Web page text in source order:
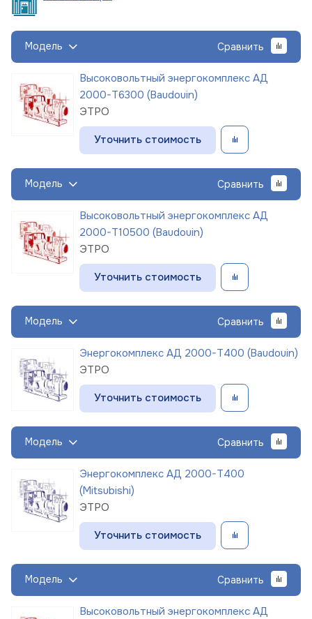
Модель Сравнить
Высоковольтный энергокомплекс АД
2000-Т6300 (Baudouin)
ЭТРО
Уточнить стоимость
Модель Сравнить
Высоковольтный энергокомплекс АД
2000-Т10500 (Baudouin)
ЭТРО
Уточнить стоимость
Модель Сравнить
Энергокомплекс АД 2000-Т400 (Baudouin)
ЭТРО
Уточнить стоимость
Модель Сравнить
Энергокомплекс АД 2000-Т400
(Mitsubishi)
ЭТРО
Уточнить стоимость
Модель Сравнить
Высоковольтный энергокомплекс АД